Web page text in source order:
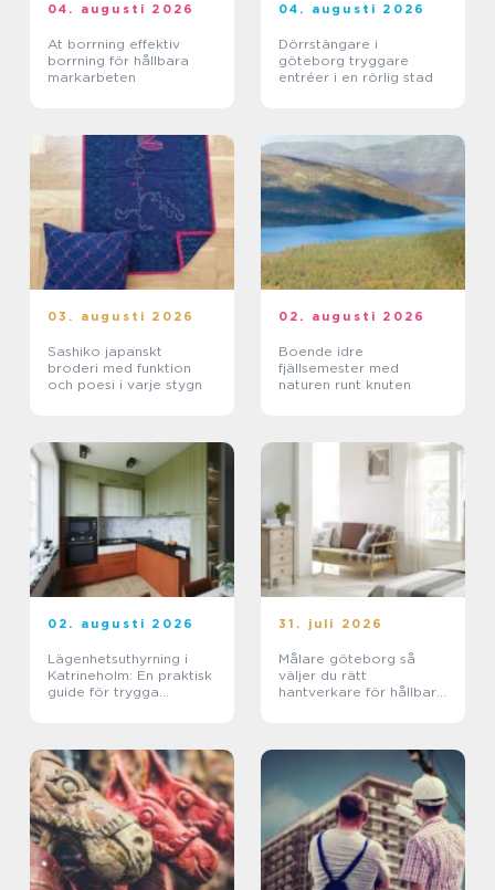
04. augusti 2026
At borrning effektiv
borrning för hållbara
markarbeten
04. augusti 2026
Dörrstängare i
göteborg tryggare
entréer i en rörlig stad
03. augusti 2026
Sashiko japanskt
broderi med funktion
och poesi i varje stygn
02. augusti 2026
Boende idre
fjällsemester med
naturen runt knuten
02. augusti 2026
Lägenhetsuthyrning i
Katrineholm: En praktisk
guide för trygga
31. juli 2026
Målare göteborg så
väljer du rätt
hantverkare för hållbara